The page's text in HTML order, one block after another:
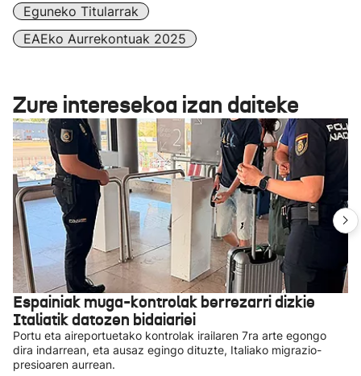
Eguneko Titularrak
EAEko Aurrekontuak 2025
Zure interesekoa izan daiteke
Espainiak muga-kontrolak berrezarri dizkie
Italiatik datozen bidaiariei
Portu eta aireportuetako kontrolak irailaren 7ra arte egongo
dira indarrean, eta ausaz egingo dituzte, Italiako migrazio-
presioaren aurrean.